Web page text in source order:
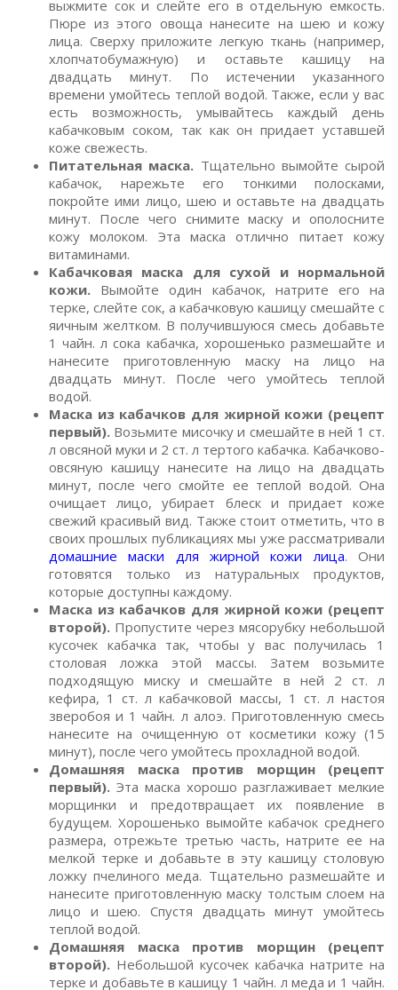
выжмите сок и слейте его в отдельную емкость.
Пюре из этого овоща нанесите на шею и кожу
лица. Сверху приложите легкую ткань (например,
хлопчатобумажную) и оставьте кашицу на
двадцать минут. По истечении указанного
времени умойтесь теплой водой. Также, если у вас
есть возможность, умывайтесь каждый день
кабачковым соком, так как он придает уставшей
коже свежесть.
Питательная маска. Тщательно вымойте сырой
кабачок, нарежьте его тонкими полосками,
покройте ими лицо, шею и оставьте на двадцать
минут. После чего снимите маску и ополосните
кожу молоком. Эта маска отлично питает кожу
витаминами.
Кабачковая маска для сухой и нормальной
кожи. Вымойте один кабачок, натрите его на
терке, слейте сок, а кабачковую кашицу смешайте с
яичным желтком. В получившуюся смесь добавьте
1 чайн. л сока кабачка, хорошенько размешайте и
нанесите приготовленную маску на лицо на
двадцать минут. После чего умойтесь теплой
водой.
Маска из кабачков для жирной кожи (рецепт
первый). Возьмите мисочку и смешайте в ней 1 ст.
л овсяной муки и 2 ст. л тертого кабачка. Кабачково-
овсяную кашицу нанесите на лицо на двадцать
минут, после чего смойте ее теплой водой. Она
очищает лицо, убирает блеск и придает коже
свежий красивый вид. Также стоит отметить, что в
своих прошлых публикациях мы уже рассматривали
домашние маски для жирной кожи лица. Они
готовятся только из натуральных продуктов,
которые доступны каждому.
Маска из кабачков для жирной кожи (рецепт
второй). Пропустите через мясорубку небольшой
кусочек кабачка так, чтобы у вас получилась 1
столовая ложка этой массы. Затем возьмите
подходящую миску и смешайте в ней 2 ст. л
кефира, 1 ст. л кабачковой массы, 1 ст. л настоя
зверобоя и 1 чайн. л алоэ. Приготовленную смесь
нанесите на очищенную от косметики кожу (15
минут), после чего умойтесь прохладной водой.
Домашняя маска против морщин (рецепт
первый). Эта маска хорошо разглаживает мелкие
морщинки и предотвращает их появление в
будущем. Хорошенько вымойте кабачок среднего
размера, отрежьте третью часть, натрите ее на
мелкой терке и добавьте в эту кашицу столовую
ложку пчелиного меда. Тщательно размешайте и
нанесите приготовленную маску толстым слоем на
лицо и шею. Спустя двадцать минут умойтесь
теплой водой.
Домашняя маска против морщин (рецепт
второй). Небольшой кусочек кабачка натрите на
терке и добавьте в кашицу 1 чайн. л меда и 1 чайн.